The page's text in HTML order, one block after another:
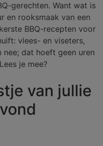
gerechten. Want wat is
en rooksmaak van een
BBQ-recepten voor
vlees- en viseters,
nee; dat hoeft geen uren
je mee?
van jullie